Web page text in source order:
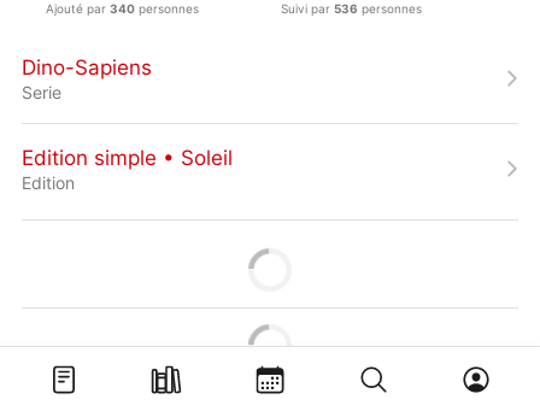
Ajouté par 340personnes Suivi par 536 personnes
Dino-Sapiens
Serie
Edition simple • Soleil
Edition